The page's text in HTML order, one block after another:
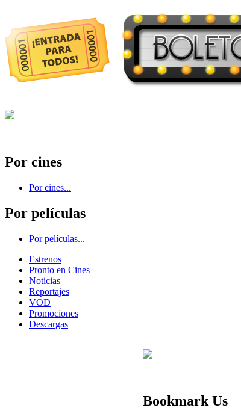
Por cines
Por cines...
Por películas
Por películas...
Estrenos
Pronto en Cines
Noticias
Reportajes
VOD
Promociones
Descargas
Bookmark Us